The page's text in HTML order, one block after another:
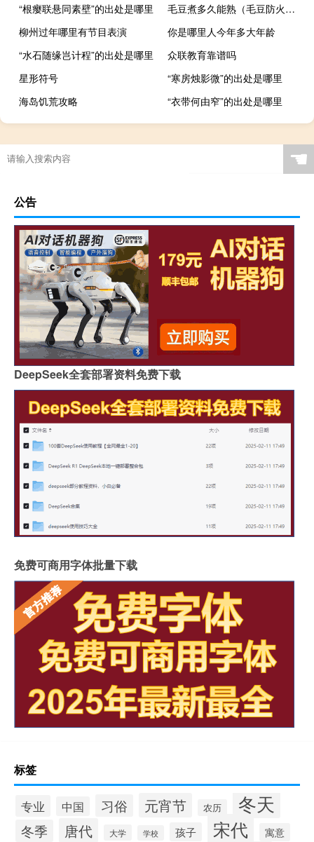
“根瘿联悬同素壁”的出处是哪里
毛豆煮多久能熟（毛豆防火墙）
柳州过年哪里有节目表演
你是哪里人今年多大年龄
“水石随缘岂计程”的出处是哪里
众联教育靠谱吗
星形符号
“寒房烛影微”的出处是哪里
海岛饥荒攻略
“衣带何由窄”的出处是哪里
☚
公告
DeepSeek全套部署资料免费下载
免费可商用字体批量下载
标签
专业 中国 习俗 元宵节 农历 冬天
冬季 唐代 大学 学校 孩子 宋代 寓意